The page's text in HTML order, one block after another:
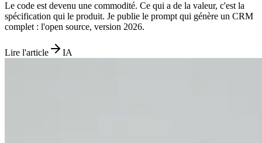
Le code est devenu une commodité. Ce qui a de la valeur, c'est la
spécification qui le produit. Je publie le prompt qui génère un CRM
complet : l'open source, version 2026.
Lire l'article IA